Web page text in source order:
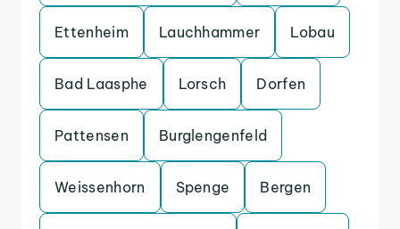
Ettenheim Lauchhammer Lobau
Bad Laasphe Lorsch Dorfen
Pattensen Burglengenfeld
Weissenhorn Spenge Bergen